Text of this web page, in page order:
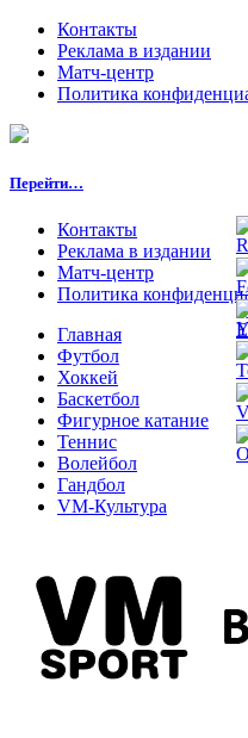
Контакты
Реклама в издании
Матч-центр
Политика
Перейти…
Контакты
Реклама в издании
Матч-центр
Политика
Главная
Футбол
Хоккей
Баскетбол
Фигурное катание
Теннис
Волейбол
Гандбол
VM-Культура